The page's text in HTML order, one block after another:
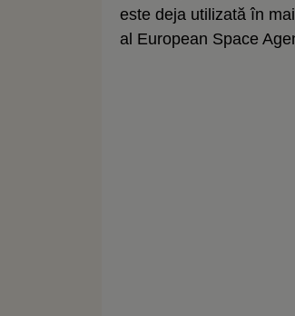
este deja utilizată în
al European Space